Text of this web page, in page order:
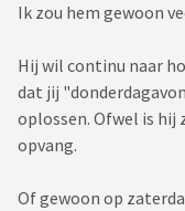
Ik zou hem gewoon
Hij wil continu naar
dat jij
oplossen. Ofwel is
opvang.
Of gewoon op